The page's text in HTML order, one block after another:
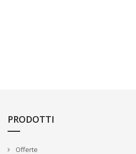
PRODOTTI
Offerte